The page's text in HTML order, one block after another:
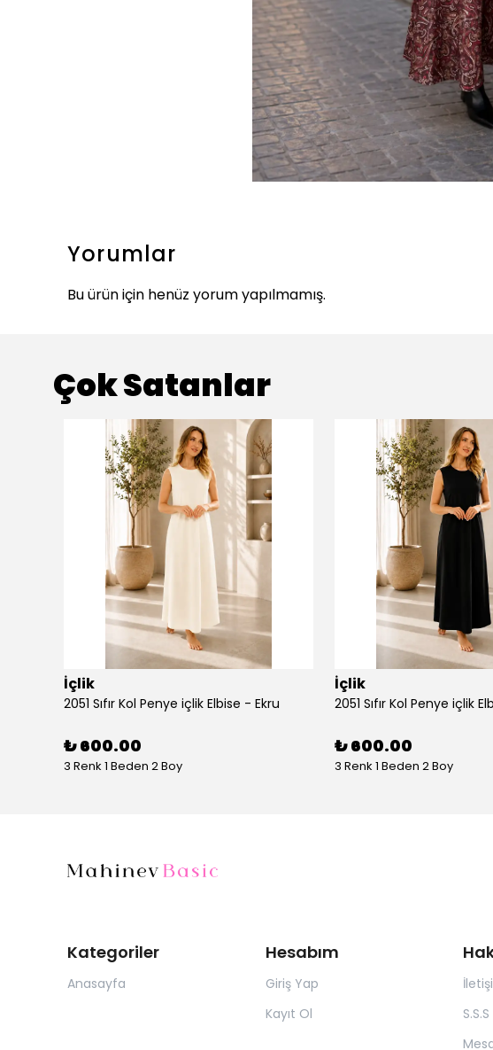
Yorumlar
Bu ürün için henüz yorum yapılmamış.
Çok Satanlar
İçlik
2051 Sıfır Kol Penye içlik Elbise - Ekru
₺ 600.00
3 Renk 1 Beden 2 Boy
İçlik
2051 Sıfır Kol Penye içlik
₺ 600.00
3 Renk 1 Beden 2 Boy
Kategoriler
Anasayfa
Hesabım
Giriş Yap
Kayıt Ol
S.S.S